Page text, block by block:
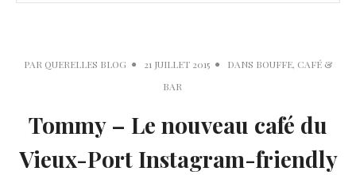
PAR QUERELLES BLOG 21 JUILLET 2015 DANS BOUFFE, CAFÉ &
BAR
Tommy – Le nouveau café du
Vieux-Port Instagram-friendly